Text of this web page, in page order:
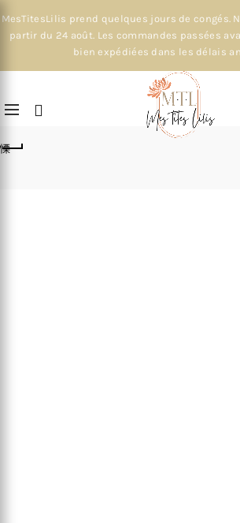
MesTitesLilis prend quelques jours de congés.
partir du 24 août. Les commandes passées
bien expédiées dans les délais